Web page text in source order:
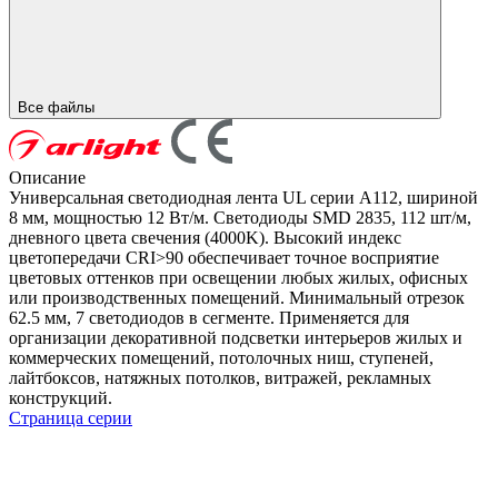
Все файлы
Описание
Универсальная светодиодная лента UL серии A112, шириной
8 мм, мощностью 12 Вт/м. Светодиоды SMD 2835, 112 шт/м,
дневного цвета свечения (4000K). Высокий индекс
цветопередачи CRI>90 обеспечивает точное восприятие
цветовых оттенков при освещении любых жилых, офисных
или производственных помещений. Минимальный отрезок
62.5 мм, 7 светодиодов в сегменте. Применяется для
организации декоративной подсветки интерьеров жилых и
коммерческих помещений, потолочных ниш, ступеней,
лайтбоксов, натяжных потолков, витражей, рекламных
конструкций.
Страница серии